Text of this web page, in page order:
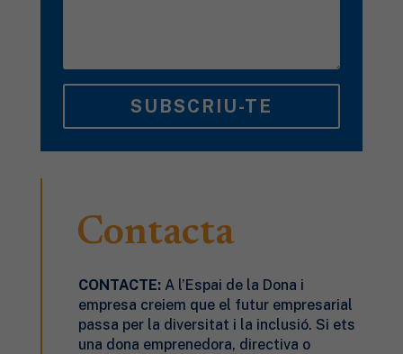
SUBSCRIU-TE
Contacta
CONTACTE:A l’Espai de la Dona i
empresa creiem que el futur empresarial
passa per la diversitat i la inclusió. Si ets
una dona emprenedora, directiva o